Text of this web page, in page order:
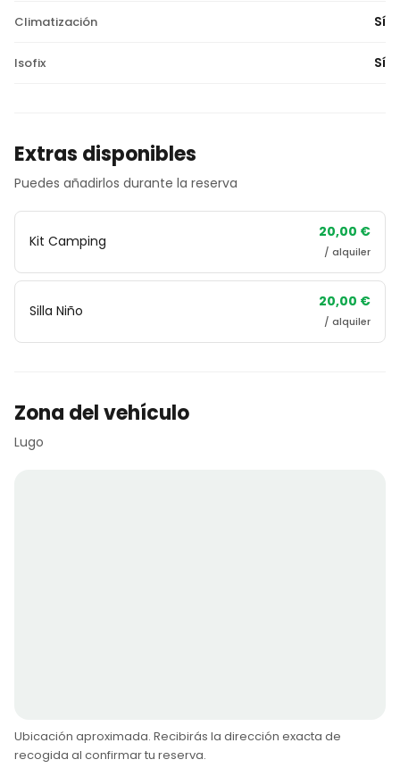
Climatización Sí
Isofix Sí
Extras disponibles
Puedes añadirlos durante la reserva
Kit Camping
20,00 €
/ alquiler
Silla Niño
20,00 €
/ alquiler
Zona del vehículo
Lugo
Ubicación aproximada. Recibirás la dirección exacta de
recogida al confirmar tu reserva.